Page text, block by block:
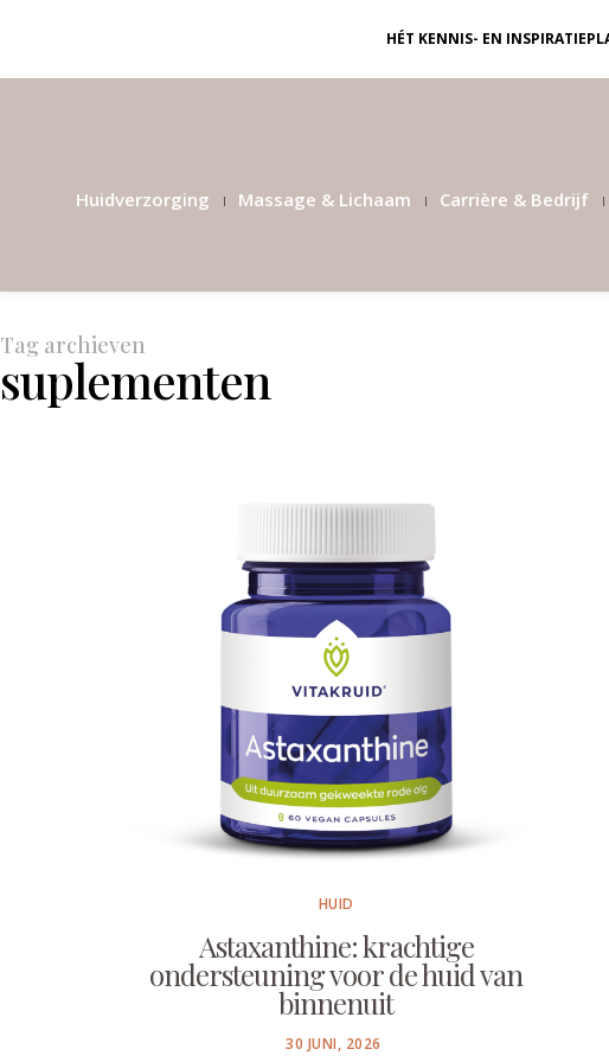
HÉT KENNIS- EN
Huidverzorging Massage & Lichaam Carrière & Bedrijf
Tag archieven
suplementen
HUID
Astaxanthine: krachtige
ondersteuning voor de huid van
binnenuit
POSTED
30 JUNI, 2026